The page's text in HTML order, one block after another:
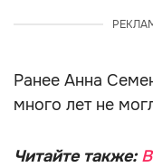
Ранее Анна
много лет не
Читайте также: